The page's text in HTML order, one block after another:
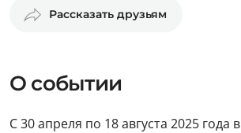
Рассказать друзьям
О событии
С 30 апреля по 18 августа 2025 года в